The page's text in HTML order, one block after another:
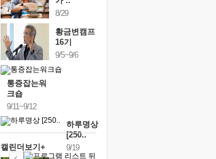
8/29
황금변캠프
16기
9/5~9/6
통증잡는워
크숍
9/11~9/12
하루명상
[250..
9/19
캘린더보기+